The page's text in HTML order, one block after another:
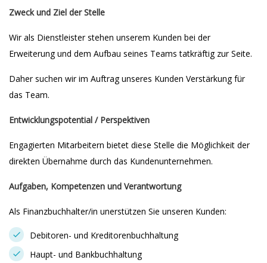
Zweck und Ziel der Stelle
Wir als Dienstleister stehen unserem Kunden bei der
Erweiterung und dem Aufbau seines Teams tatkräftig zur Seite.
Daher suchen wir im Auftrag unseres Kunden Verstärkung für
das Team.
Entwicklungspotential / Perspektiven
Engagierten Mitarbeitern bietet diese Stelle die Möglichkeit der
direkten Übernahme durch das Kundenunternehmen.
Aufgaben, Kompetenzen und Verantwortung
Als Finanzbuchhalter/in unerstützen Sie unseren Kunden:
Debitoren- und Kreditorenbuchhaltung
Haupt- und Bankbuchhaltung